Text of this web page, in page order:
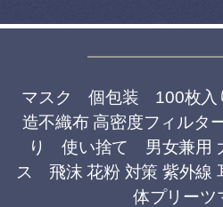
マスク 個包装 100枚
造不織布 高密度フィル
り 使い捨て 男女兼用
ス 飛沫 花粉 対策 紫外線
体プリーツ